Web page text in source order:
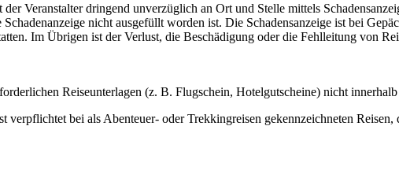
Veranstalter dringend unverzüglich an Ort und Stelle mittels
nicht ausgefüllt worden ist. Die Schadensanzeige ist bei
Im Übrigen ist der Verlust, die Beschädigung oder die Fehlleitung von
Reiseunterlagen (z. B. Flugschein, Hotelgutscheine) nicht
bei als Abenteuer- oder Trekkingreisen gekennzeichneten